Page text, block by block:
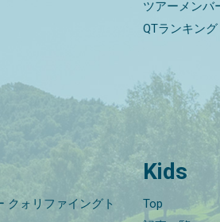
ツアーメンバ
QTランキング
クォリファイングト
Kids
Top